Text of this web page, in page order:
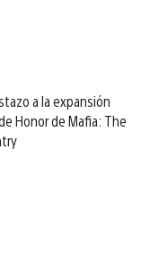
a la expansión
Honor de Mafia: The